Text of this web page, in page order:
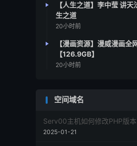
【人生之道】李中莹 讲
生之道
20小时前
【漫画资源】漫威漫画全
【126.9GB】
20小时前
空间域名
Serv00主机如何修改PHP版本
2025-01-21